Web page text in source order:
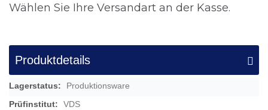
Wählen Sie Ihre Versandart an der Kasse.
Produktdetails
Mehr
Informationen
Produktionsware
VDS